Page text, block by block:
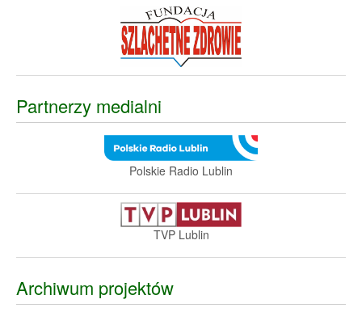
Partnerzy medialni
Polskie Radio Lublin
TVP Lublin
Archiwum projektów